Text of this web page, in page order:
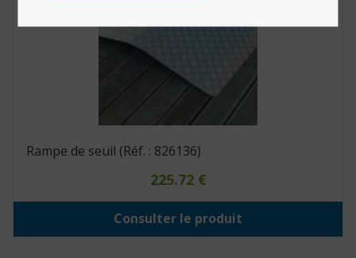
Rampe de seuil (Réf. : 826136)
225.72 €
Consulter le produit